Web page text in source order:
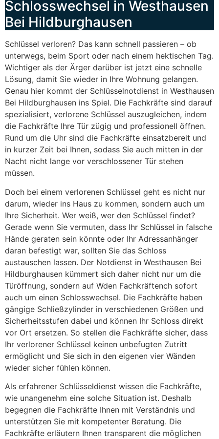
Schlosswechsel in Westhausen
Bei Hildburghausen
Schlüssel verloren? Das kann schnell passieren – ob
unterwegs, beim Sport oder nach einem hektischen Tag.
Wichtiger als der Ärger darüber ist jetzt eine schnelle
Lösung, damit Sie wieder in Ihre Wohnung gelangen.
Genau hier kommt der Schlüsselnotdienst in Westhausen
Bei Hildburghausen ins Spiel. Die Fachkräfte sind darauf
spezialisiert, verlorene Schlüssel auszugleichen, indem
die Fachkräfte Ihre Tür zügig und professionell öffnen.
Rund um die Uhr sind die Fachkräfte einsatzbereit und
in kurzer Zeit bei Ihnen, sodass Sie auch mitten in der
Nacht nicht lange vor verschlossener Tür stehen
müssen.
Doch bei einem verlorenen Schlüssel geht es nicht nur
darum, wieder ins Haus zu kommen, sondern auch um
Ihre Sicherheit. Wer weiß, wer den Schlüssel findet?
Gerade wenn Sie vermuten, dass Ihr Schlüssel in falsche
Hände geraten sein könnte oder Ihr Adressanhänger
daran befestigt war, sollten Sie das Schloss
austauschen lassen. Der Notdienst in Westhausen Bei
Hildburghausen kümmert sich daher nicht nur um die
Türöffnung, sondern auf Wden Fachkräftench sofort
auch um einen Schlosswechsel. Die Fachkräfte haben
gängige Schließzylinder in verschiedenen Größen und
Sicherheitsstufen dabei und können Ihr Schloss direkt
vor Ort ersetzen. So stellen die Fachkräfte sicher, dass
Ihr verlorener Schlüssel keinen unbefugten Zutritt
ermöglicht und Sie sich in den eigenen vier Wänden
wieder sicher fühlen können.
Als erfahrener Schlüsseldienst wissen die Fachkräfte,
wie unangenehm eine solche Situation ist. Deshalb
begegnen die Fachkräfte Ihnen mit Verständnis und
unterstützen Sie mit kompetenter Beratung. Die
Fachkräfte erläutern Ihnen transparent die möglichen